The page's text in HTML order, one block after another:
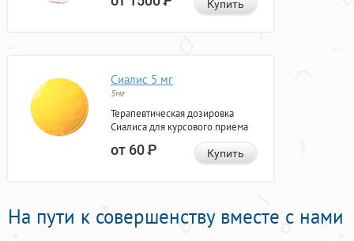
Купить
Сиалис 5 мг
5мг
Терапевтическая дозировка
Сиалиса для курсового приема
от 60Р Купить
На пути к совершенству вместе с нами